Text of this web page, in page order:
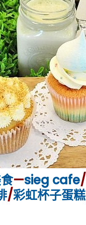
—sieg cafe/
/彩虹杯子蛋糕